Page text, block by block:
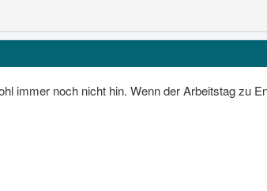
immer noch nicht hin. Wenn der Arbeitstag zu